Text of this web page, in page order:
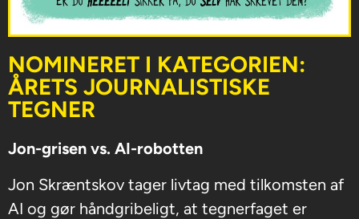
NOMINERET I KATEGORIEN:
ÅRETS JOURNALISTISKE
TEGNER
Jon-grisen vs. AI-robotten
Jon Skræntskov tager livtag med tilkomsten af
AI og gør håndgribeligt, at tegnerfaget er